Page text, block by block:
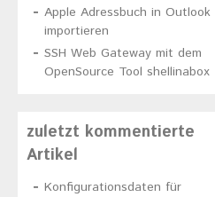
Apple Adressbuch in Outlook
importieren
SSH Web Gateway mit dem
OpenSource Tool shellinabox
zuletzt kommentierte
Artikel
Konfigurationsdaten für